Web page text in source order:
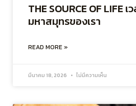
THE SOURCE OF LIFE เ
มหาสมุทรของเรา
READ MORE »
มีนาคม 18, 2026 ไม่มีความเห็น